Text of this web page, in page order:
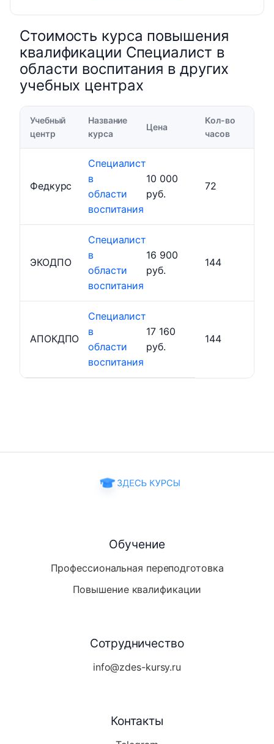
Стоимость курса повышения
квалификации Специалист в
области воспитания в других
учебных центрах
Учебный
центр
Название
курса
Цена
Кол-во
часов
Федкурс
Специалист
в
области
воспитания
10 000
руб.
72
ЭКОДПО
Специалист
в
области
воспитания
16 900
руб.
144
АПОКДПО
Специалист
в
области
воспитания
17 160
руб.
144
Обучение
Профессиональная переподготовка
Повышение квалификации
Сотрудничество
info@zdes-kursy.ru
Контакты